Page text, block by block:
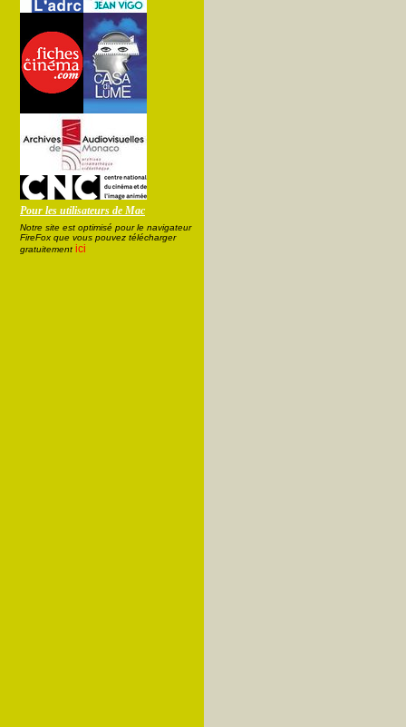
Pour les utilisateurs de Mac
Notre site est optimisé pour le navigateur
FireFox que vous pouvez télécharger
gratuitement ici